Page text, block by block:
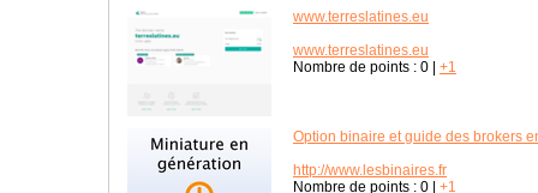
www.terreslatines.eu
www.terreslatines.eu
Nombre de points : 0 +1
Option binaire et guide des brokers
http://www.lesbinaires.fr
Nombre de points : 0 +1